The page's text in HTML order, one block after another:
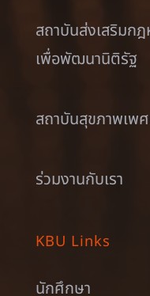
สถาบันส่งเสริมก
เพื่อพัฒนานิติรัฐ
สถาบันสุขภาพเพ
ร่วมงานกับเรา
KBU Links
นักศึกษา